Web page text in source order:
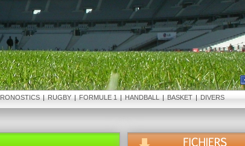
| RUGBY | FORMULE 1 | HANDBALL | BASKET | DIVERS